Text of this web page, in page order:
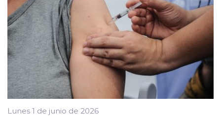
Lunes 1 de junio de 2026